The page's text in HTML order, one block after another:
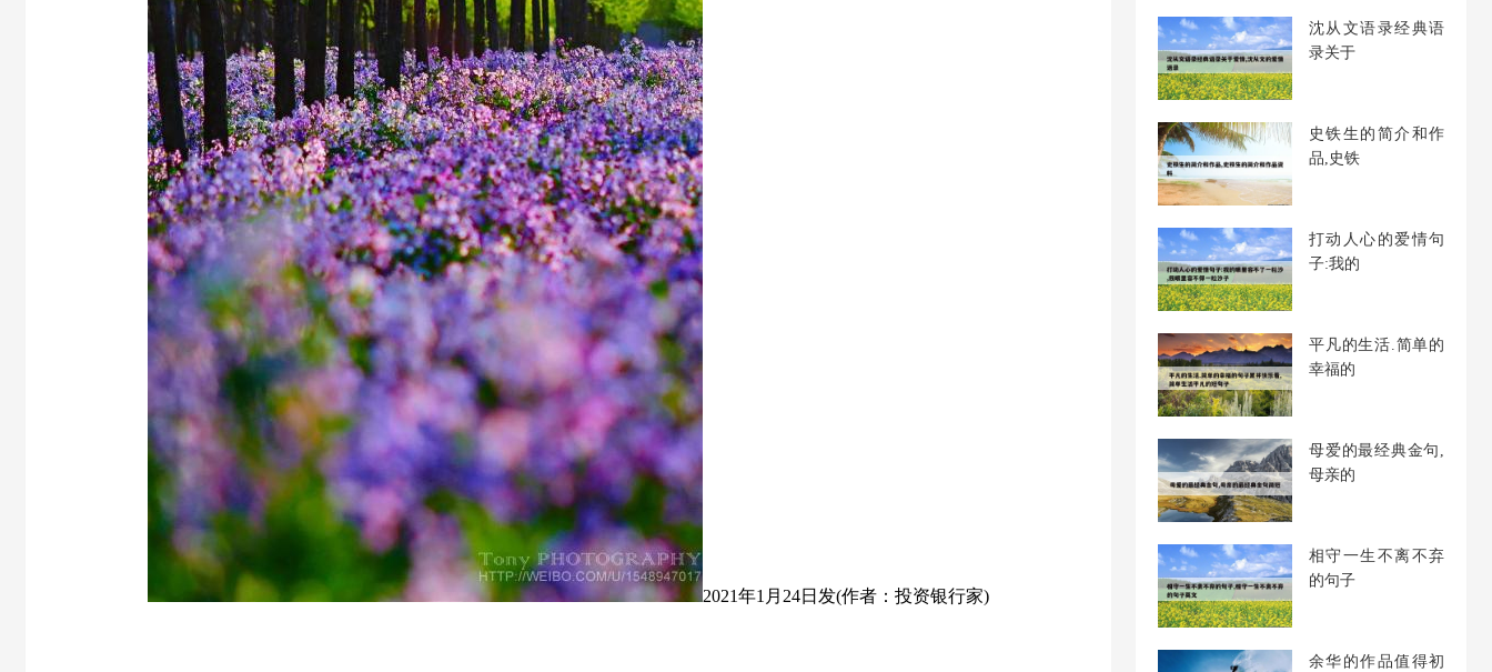
2021年1月24日发(作者：投资银行家)
沈从文语录经典语
录关于
史铁生的简介和作
品,史铁
打动人心的爱情句
子:我的
平凡的生活.简单的
幸福的
母爱的最经典金句,
母亲的
相守一生不离不弃
的句子
余华的作品值得初